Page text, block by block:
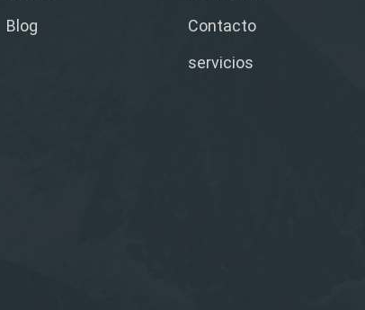
Blog
Contacto
servicios